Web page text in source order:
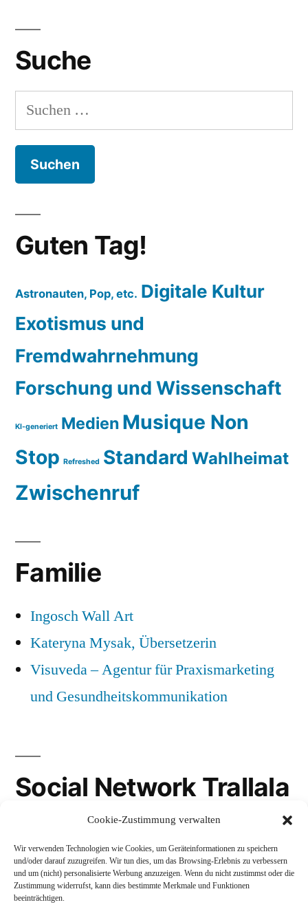
Cookie-Zustimmung verwalten
Wir verwenden Technologien wie Cookies, um Geräteinformationen zu speichern
und/oder darauf zuzugreifen. Wir tun dies, um das Browsing-Erlebnis zu verbessern
und um (nicht) personalisierte Werbung anzuzeigen. Wenn du nicht zustimmst oder die
Zustimmung widerrufst, kann dies bestimmte Merkmale und Funktionen
beeinträchtigen.
Suche
Suchen
nach:
Guten Tag!
Astronauten, Pop, etc. Digitale Kultur
Exotismus und
Fremdwahrnehmung
Forschung und Wissenschaft
KI-generiert Medien Musique Non
Stop Refreshed Standard Wahlheimat
Zwischenruf
Familie
Ingosch Wall Art
Kateryna Mysak, Übersetzerin
Visuveda – Agentur für Praxismarketing
und Gesundheitskommunikation
Social Network Trallala
LinkedIn
Mastodon